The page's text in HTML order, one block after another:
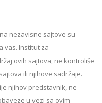
nezavisne sajtove su
vas. Institut za
ovih sajtova, ne kontroliše
ili njihove sadržaje.
njihov predstavnik, ne
u vezi sa ovim